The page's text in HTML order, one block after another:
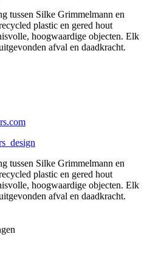
tussen Silke Grimmelmann en
plastic en gered hout
hoogwaardige objecten. Elk
afval en daadkracht.
com
design
tussen Silke Grimmelmann en
plastic en gered hout
hoogwaardige objecten. Elk
afval en daadkracht.